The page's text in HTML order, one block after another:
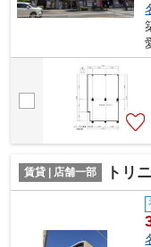
賃貸 | 店舗一部 トリ